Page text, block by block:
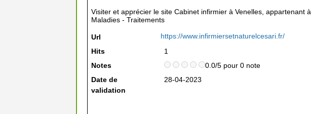
Visiter et apprécier le site Cabinet infirmier à Venelles, appartenant
Maladies - Traitements
Url
https://www.infirmiersetnaturelcesari.fr/
Hits
1
Notes
0.0/5 pour 0 note
Date de
validation
28-04-2023